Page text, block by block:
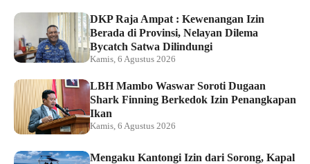
DKP Raja Ampat : Kewenangan Izin
Berada di Provinsi, Nelayan Dilema
Bycatch Satwa Dilindungi
Kamis, 6 Agustus 2026
LBH Mambo Waswar Soroti Dugaan
Shark Finning Berkedok Izin Penangkapan
Ikan
Kamis, 6 Agustus 2026
Mengaku Kantongi Izin dari Sorong, Kapal